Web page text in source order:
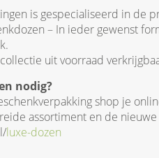
is gespecialiseerd in de
– In ieder gewenst
uit voorraad
nodig?
shop je
assortiment en de
luxe-dozen